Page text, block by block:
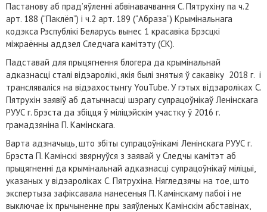
Пастанову аб прад’яўленні абвінавачвання С. Пятрухіну па ч.2
арт. 188 (“Паклёп”) і ч.2 арт. 189 (“Абраза”) Крымінальнага
кодэкса Рэспублікі Беларусь вынес 1 красавіка Брэсцкі
міжраённы аддзел Следчага камітэту (СК).
Падставай для прыцягнення блогера да крымінальнай
адказнасці сталі відэаролікі, якія былі знятыя ў сакавіку 2018 г. і
трансляваліся на відэахостынгу YouTube. У гэтых відэароліках С.
Пятрухін заявіў аб датычнасці шэрагу супрацоўнікаў Ленінскага
РУУС г. Брэста да збіцця ў міліцэйскім участку ў 2016 г.
грамадзяніна П. Камінскага.
Варта адзначыць, што збіты супрацоўнікамі Ленінскага РУУС г.
Брэста П. Камінскі звярнуўся з заявай у Следчы камітэт аб
прыцягненні да крымінальнай адказнасці супрацоўнікаў міліцыі,
указаных у відэароліках С. Пятрухіна. Нягледзячы на ​​тое, што
экспертыза зафіксавала нанесеныя П. Камінскаму пабоі і не
выключае іх прычыненне пры заяўленых Камінскім абставінах,